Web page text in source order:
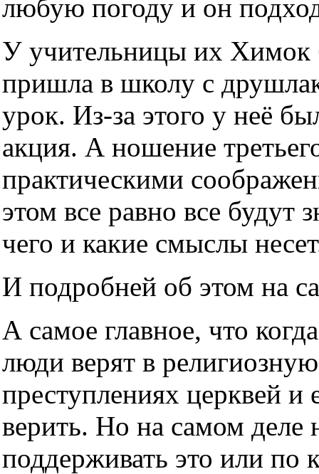
любую погоду и он
У учительницы их Химок
пришла в школу с
урок. Из-за этого у неё
акция. А ношение
практическими
этом все равно все будут
чего и какие смыслы
И подробней об этом на
А самое главное, что
люди верят в
преступлениях церквей и
верить. Но на самом деле
поддерживать это или по